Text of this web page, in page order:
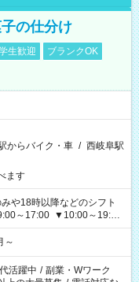
の仕分け
生歓迎
ブランクOK
からバイク・車 / 西岐阜駅
ます
や18時以降などのシフト
～17:00 ▼10:00～19:00
～
活躍中 / 副業・Wワーク